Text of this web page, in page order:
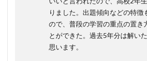
りました。出題傾向などの特徴
ので、普段の学習の重点の置き
とができた。過去5年分は解い
思います。